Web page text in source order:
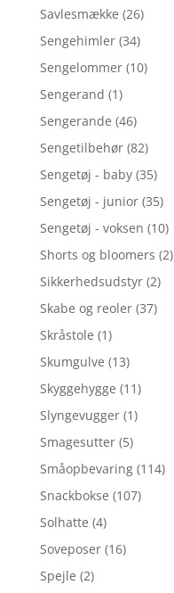
Savlesmække (26)
Sengehimler (34)
Sengelommer (10)
Sengerand (1)
Sengerande (46)
Sengetilbehør (82)
Sengetøj - baby (35)
Sengetøj - junior (35)
Sengetøj - voksen (10)
Shorts og bloomers (2)
Sikkerhedsudstyr (2)
Skabe og reoler (37)
Skråstole (1)
Skumgulve (13)
Skyggehygge (11)
Slyngevugger (1)
Smagesutter (5)
Småopbevaring (114)
Snackbokse (107)
Solhatte (4)
Soveposer (16)
Spejle (2)